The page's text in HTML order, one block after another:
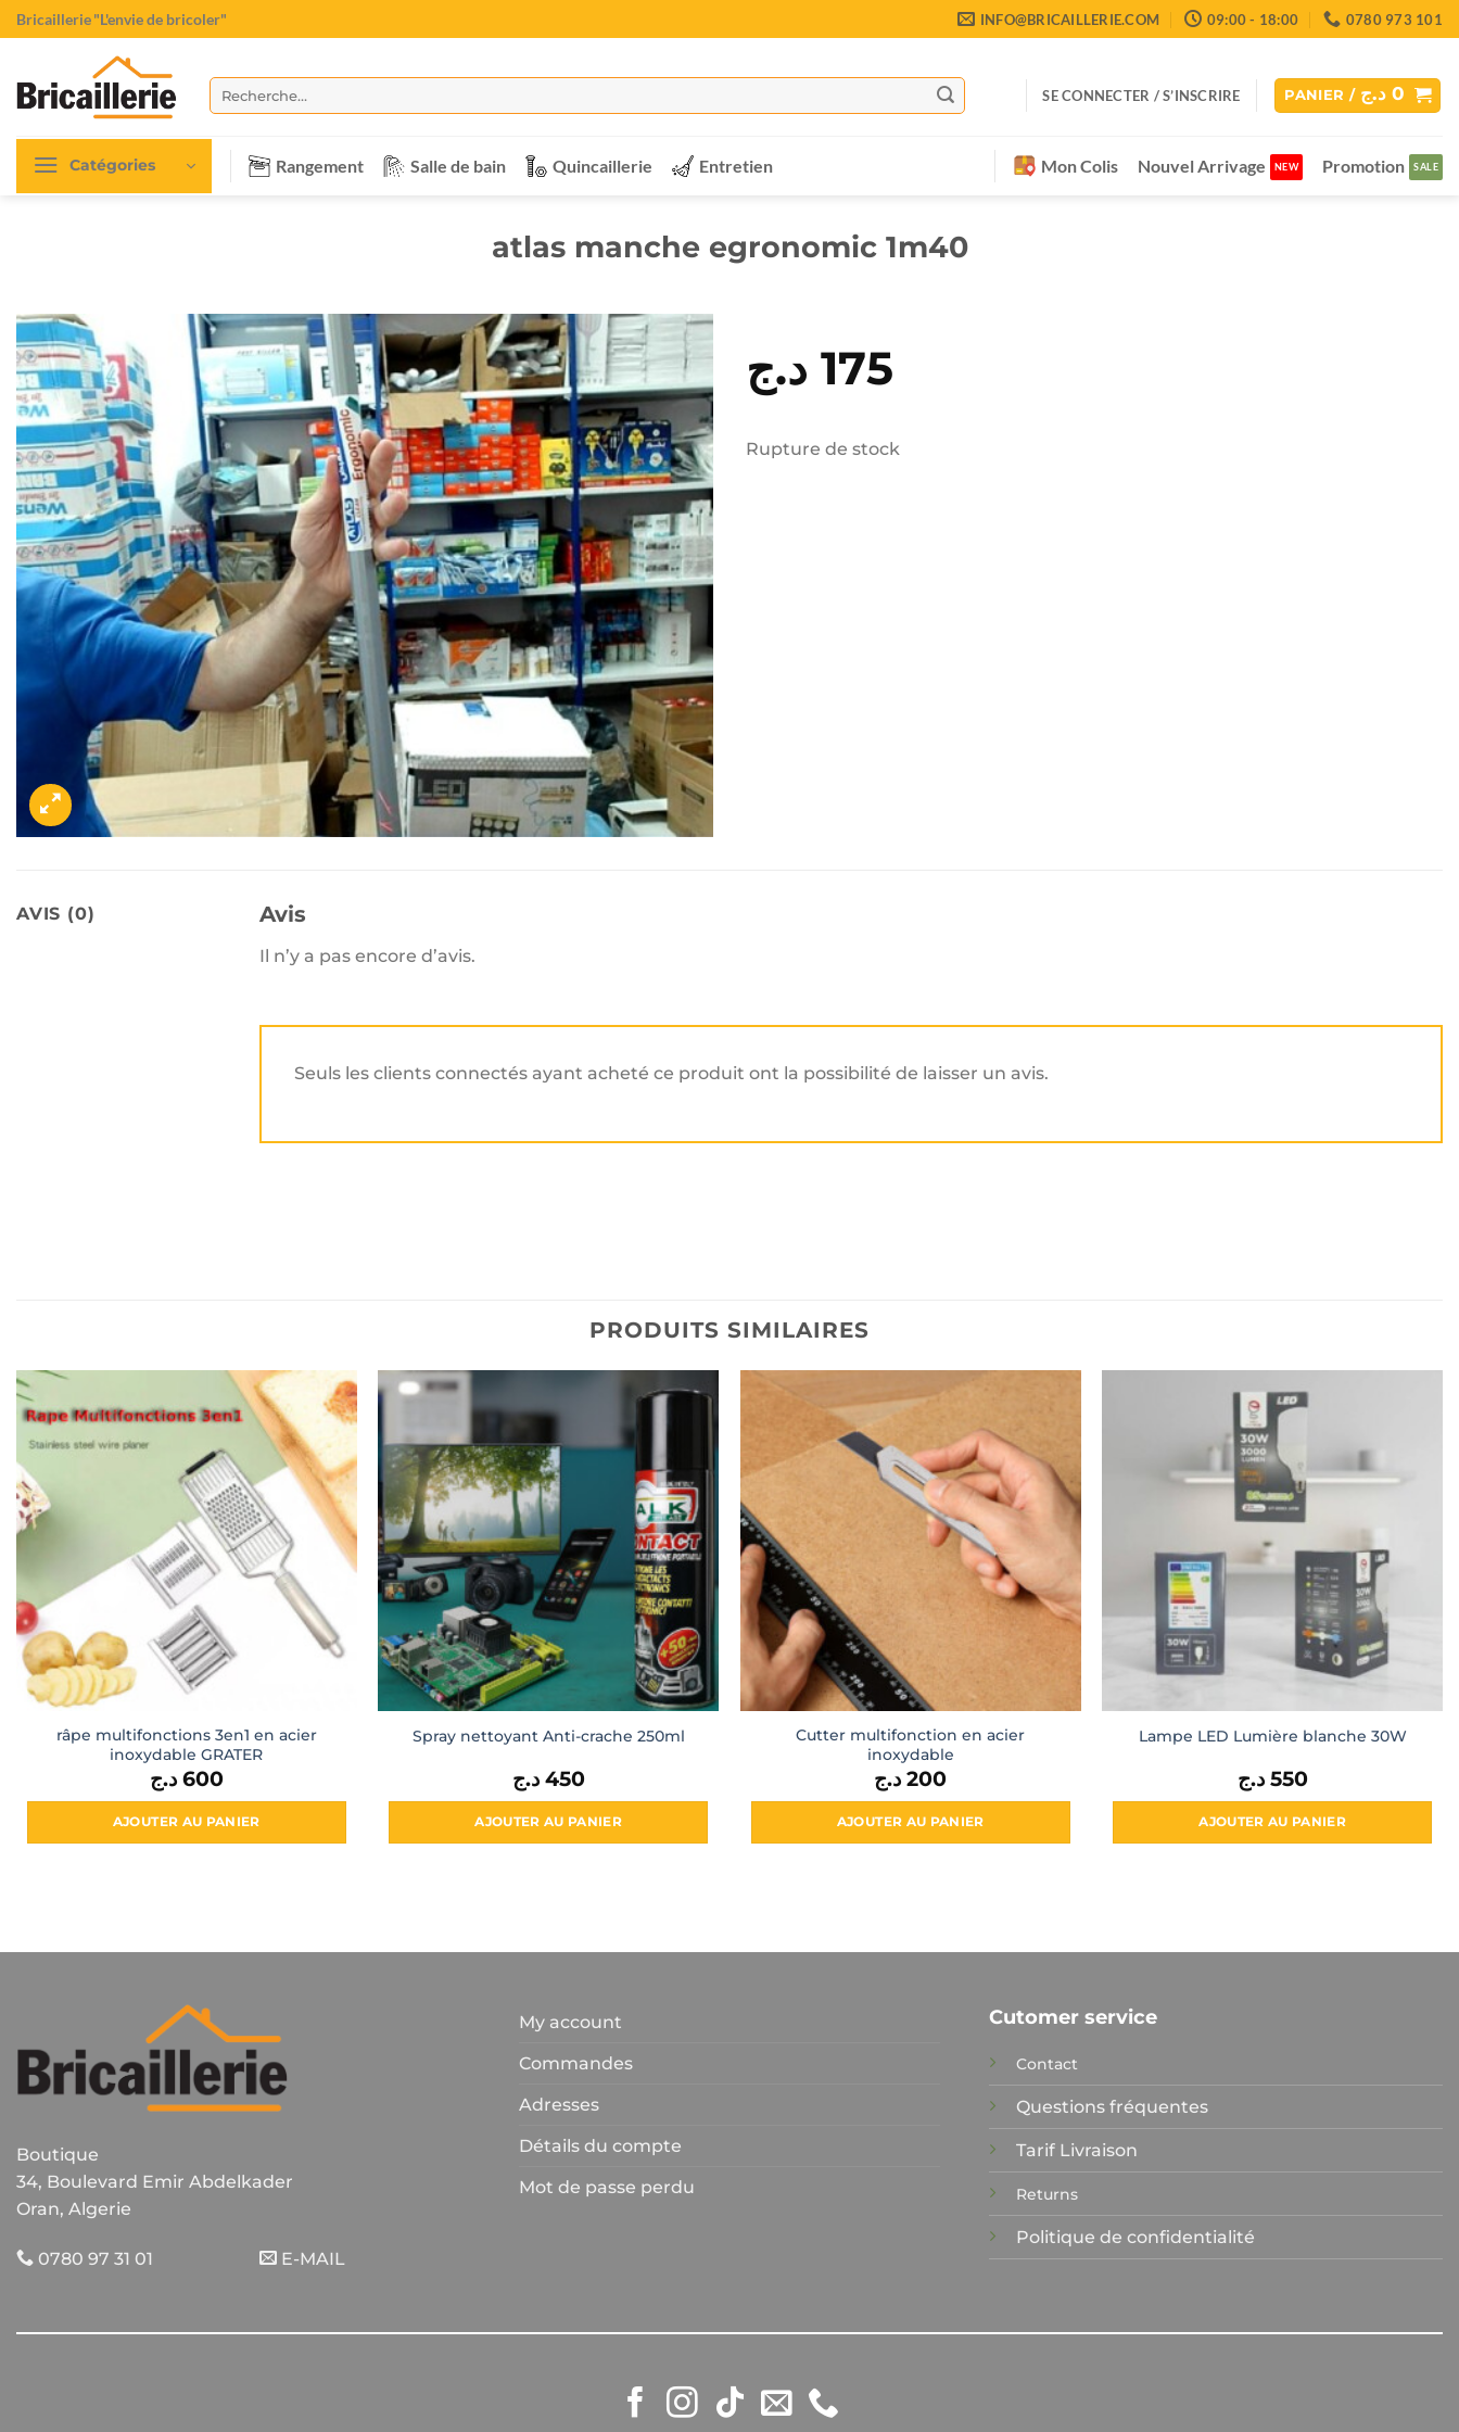
Passer
au
Bricaillerie "L'envie de bricoler" INFO@BRICAILLERIE.COM 09:00 - 18:00 0780 973 101
Recherche
pour :
SE CONNECTER / S’INSCRIRE PANIER / 0 د.ج
Catégories Rangement Salle de bain Quincaillerie Entretien Mon Colis Nouvel Arrivage Promotion
atlas manche egronomic 1m40
175 د.ج
Rupture de stock
AVIS (0) Avis
Il n’y a pas encore d’avis.
Seuls les clients connectés ayant acheté ce produit ont la possibilité de laisser un avis.
PRODUITS SIMILAIRES
râpe multifonctions 3en1 en acier
inoxydable GRATER
600 د.ج
AJOUTER AU PANIER
Spray nettoyant Anti-crache 250ml
450 د.ج
AJOUTER AU PANIER
Cutter multifonction en acier
inoxydable
200 د.ج
AJOUTER AU PANIER
Lampe LED Lumière blanche 30W
550 د.ج
AJOUTER AU PANIER
Boutique
34, Boulevard Emir Abdelkader
Oran, Algerie
0780 97 31 01 E-MAIL
My account
Commandes
Adresses
Détails du compte
Mot de passe perdu
Cutomer service
Contact
Questions fréquentes
Tarif Livraison
Returns
Politique de confidentialité